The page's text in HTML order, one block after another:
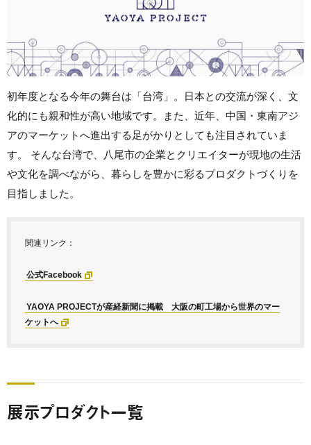
初年度となる今年の舞台は「台湾」。日本との交流が深く、文
化的にも親和性が高い地域です。また、近年、中国・東南アジ
アのマーケットへ進出する足がかりとしても注目されていま
す。 そんな台湾で、八尾市の企業とクリエイターが現地の生活
や文化を調べながら、暮らしを豊かに彩るプロダクトづくりを
目指しました。
関連リンク：
公式Facebook
YAOYA PROJECTが産経新聞に掲載 大阪の町工場から世界のマー
ケットへ
展示プロダクト一覧